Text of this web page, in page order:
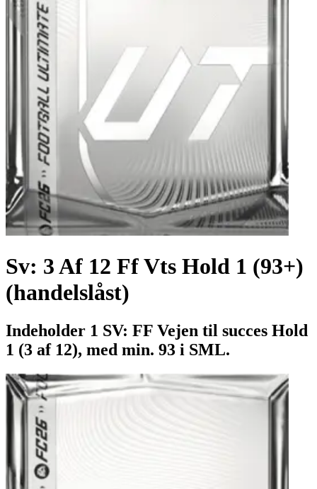
Sv: 3 Af 12 Ff Vts Hold 1 (93+)
(handelslåst)
Indeholder 1 SV: FF Vejen til succes Hold
1 (3 af 12), med min. 93 i SML.